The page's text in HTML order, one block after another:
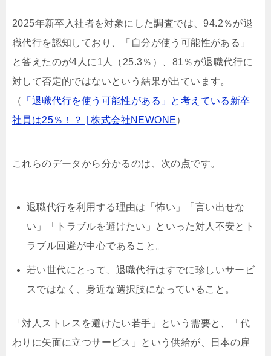
2025年新卒入社者を対象にした調査では、94.2％が退
職代行を認知しており、「自分が使う可能性がある」
と答えたのが4人に1人（25.3％）、81％が退職代行に
対して否定的ではないという結果が出ています。
（
「退職代行を使う可能性がある」と考えている新卒
社員は25％！？ | 株式会社NEWONE）
これらのデータから分かるのは、次の点です。
退職代行を利用する理由は「怖い」「言い出せな
い」「トラブルを避けたい」といった対人不安とト
ラブル回避が中心であること。
若い世代にとって、退職代行はすでに珍しいサービ
スではなく、身近な選択肢になっていること。
「対人ストレスを避けたい若手」という需要と、「代
わりに矢面に立つサービス」という供給が、日本の雇